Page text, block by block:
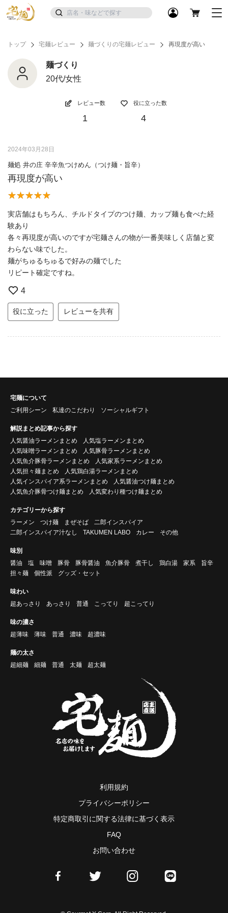
トップ 宅麺レビュー 麺づくりの宅麺レビュー 再現度が高い
麺づくり
20代/女性
レビュー数
1
役に立った数
4
2024年03月28日
麺処 井の庄 辛辛魚つけめん（つけ麺・旨辛）
再現度が高い
実店舗はもちろん、チルドタイプのつけ麺、カップ麺も食べた経
験あり
各々再現度が高いのですが宅麺さんの物が一番美味しく店舗と変
わらない味でした。
麺がちゅるちゅるで好みの麺でした
リピート確定ですね。
4
役に立った レビューを共有
宅麺について
ご利用シーン
私達のこだわり ソーシャルギフト
解説まとめ記事から探す
人気醤油ラーメンまとめ
人気塩ラーメンまとめ
人気味噌ラーメンまとめ
人気豚骨ラーメンまとめ
人気魚介豚骨ラーメンまとめ
人気家系ラーメンまとめ
人気担々麺まとめ
人気鶏白湯ラーメンまとめ
人気インスパイア系ラーメンまとめ
人気醤油つけ麺まとめ
人気魚介豚骨つけ麺まとめ
人気変わり種つけ麺まとめ
カテゴリーから探す
ラーメン
つけ麺 まぜそば
二郎インスパイア
二郎インスパイア汁なし
TAKUMEN LABO カレー その他
味別
醤油
塩 味噌 豚骨 豚骨醤油 魚介豚骨 煮干し 鶏白湯 家系
旨辛
担々麺
個性派 グッズ・セット
味わい
超あっさり
あっさり 普通 こってり 超こってり
味の濃さ
超薄味
薄味 普通 濃味 超濃味
麺の太さ
超細麺
細麺 普通 太麺 超太麺
利用規約
プライバシーポリシー
特定商取引に関する法律に基づく表示
FAQ
お問い合わせ